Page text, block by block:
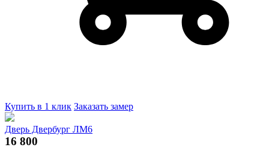
Купить в 1 клик Заказать замер
Дверь Двербург ЛМ6
16 800